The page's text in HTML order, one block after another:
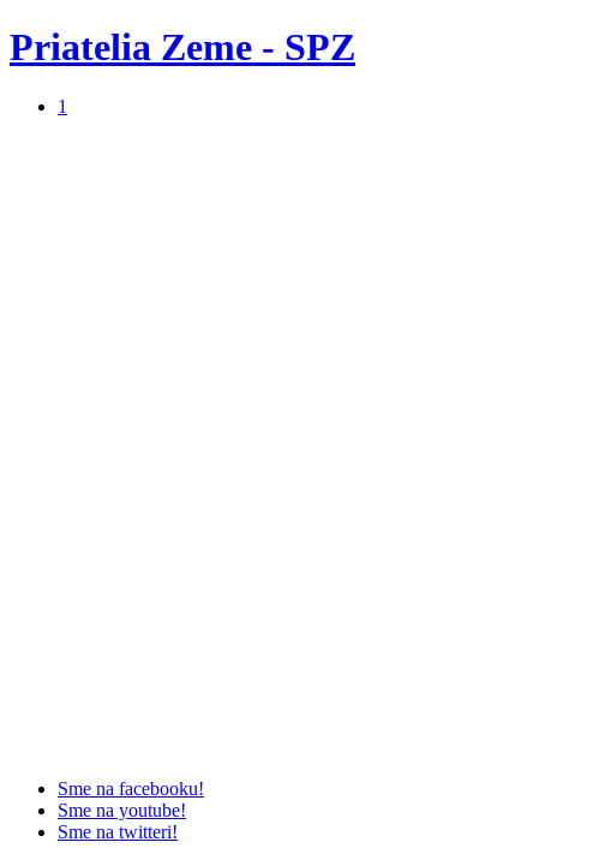
Priatelia Zeme - SPZ
1
Sme na facebooku!
Sme na youtube!
Sme na twitteri!